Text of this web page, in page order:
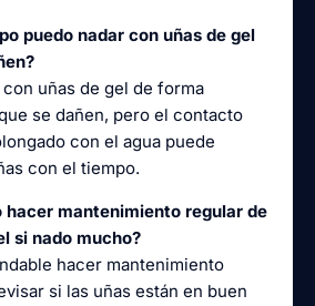
puedo nadar con uñas de gel
uñas de gel de forma
se dañen, pero el contacto
con el agua puede
con el tiempo.
hacer mantenimiento regular de
si nado mucho?
hacer mantenimiento
si las uñas están en buen